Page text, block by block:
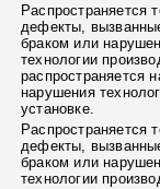
Распространяется
дефекты,
браком или
технологии
распространяется
нарушения
установке.
Распространяется
дефекты,
браком или
технологии